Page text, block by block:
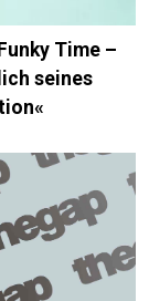
Time –
seines